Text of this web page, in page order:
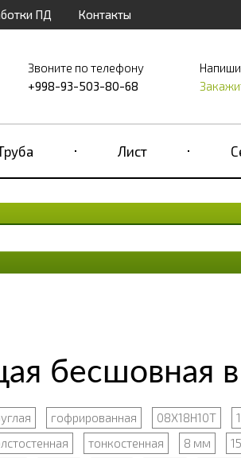
ПД Контакты
Звоните по телефону
+998-93-503-80-68
Лист
бесшовная
гофрированная 08Х18Н10Т
тонкостенная 8 мм